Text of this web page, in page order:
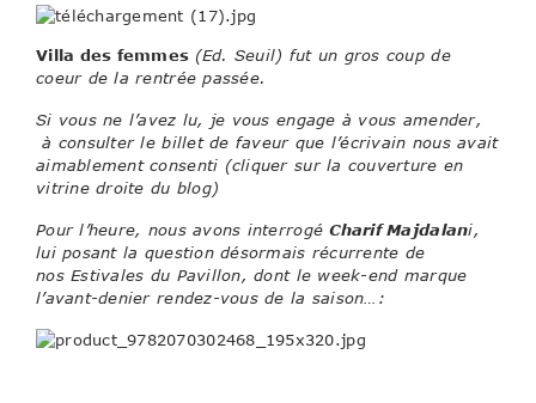
Villa des femmes (Ed. Seuil) fut un gros coup de
coeur de la rentrée passée.
Si vous ne l’avez lu, je vous engage à vous amender,
à consulter le billet de faveur que l’écrivain nous avait
aimablement consenti (cliquer sur la couverture en
vitrine droite du blog)
Pour l’heure, nous avons interrogéCharif Majdalani,
lui posant la question désormais récurrente de
nos Estivales du Pavillon, dont le week-end marque
l’avant-denier rendez-vous de la saison…: